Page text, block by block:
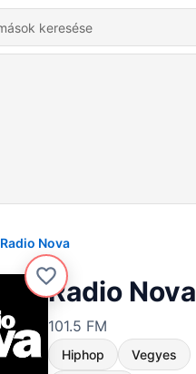
Radio Nova
Radio Nova
101.5 FM
Hiphop Vegyes